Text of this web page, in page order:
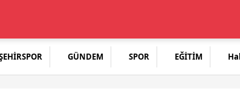
GÜNDEM SPOR EĞİTİM